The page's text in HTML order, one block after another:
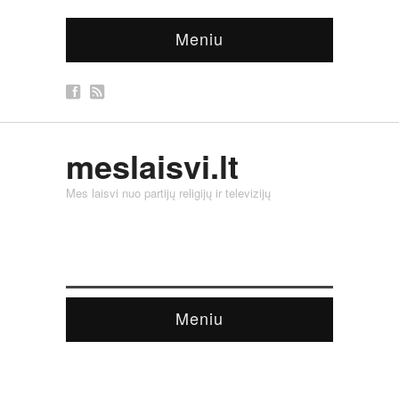
Meniu
meslaisvi.lt
Mes laisvi nuo partijų religijų ir televizijų
Meniu